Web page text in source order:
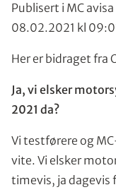
Publisert i MC
08.02.2021 kl
Her er bidraget fra
Ja, vi elsker
2021 da?
Vi testførere og
vite. Vi elsker
timevis, ja dagevis